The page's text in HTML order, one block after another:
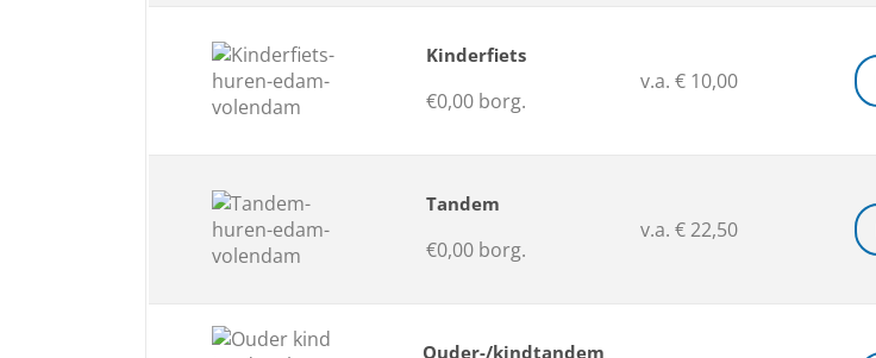
Kinderfiets
€0,00 borg.
v.a. € 10,00
Tandem
€0,00 borg.
v.a. € 22,50
Ouder-/kindtandem